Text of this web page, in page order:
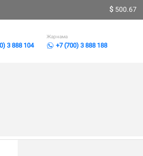
500.67
3 888 104
Жарнама
+7 (700) 3 888 188